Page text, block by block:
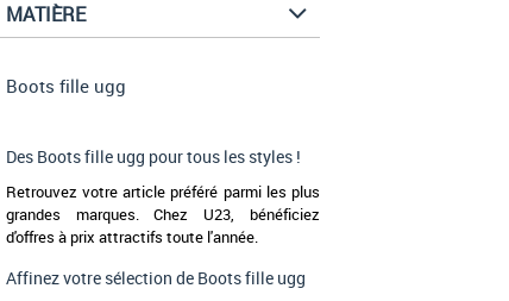
MATIÈRE
Boots fille ugg
Des Boots fille ugg pour tous les styles !
Retrouvez votre article préféré parmi les plus
grandes marques. Chez U23, bénéficiez
d'offres à prix attractifs toute l'année.
Affinez votre sélection de Boots fille ugg